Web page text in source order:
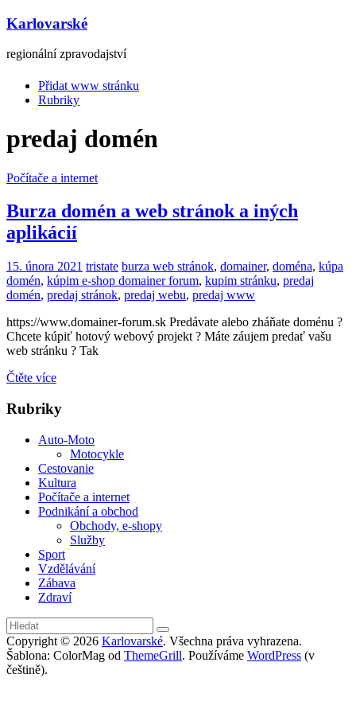
Karlovarské
regionální zpravodajství
Přidat www stránku
Rubriky
predaj domén
Počítače a internet
Burza domén a web stránok a iných
aplikácií
15. února 2021 tristate burza web stránok, domainer, doména, kúpa
domén, kúpim e-shop domainer forum, kupim stránku, predaj
domén, predaj stránok, predaj webu, predaj www
https://www.domainer-forum.sk Predávate alebo zháňate doménu ?
Chcete kúpiť hotový webový projekt ? Máte záujem predať vašu
web stránku ? Tak
Čtěte více
Rubriky
Auto-Moto
Motocykle
Cestovanie
Kultura
Počítače a internet
Podnikání a obchod
Obchody, e-shopy
Služby
Sport
Vzdělávání
Zábava
Zdraví
Copyright © 2026 Karlovarské. Všechna práva vyhrazena.
Šablona: ColorMag od ThemeGrill. Používáme WordPress (v
češtině).